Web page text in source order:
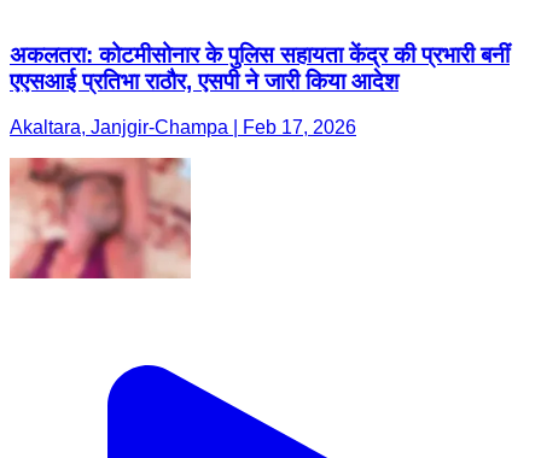
अकलतरा: कोटमीसोनार के पुलिस सहायता केंद्र की प्रभारी बनीं
एएसआई प्रतिभा राठौर, एसपी ने जारी किया आदेश
Akaltara, Janjgir-Champa | Feb 17, 2026